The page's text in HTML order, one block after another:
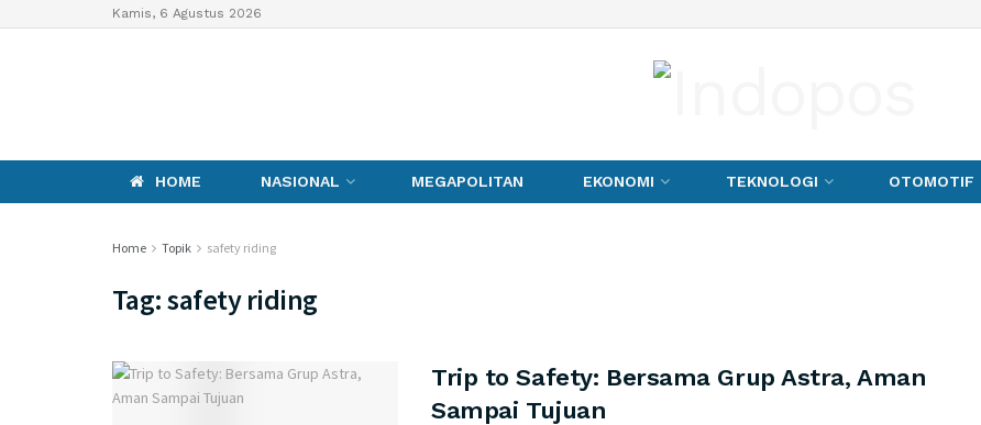
Kamis, 6 Agustus 2026
HOME NASIONAL MEGAPOLITAN EKONOMI TEKNOLOGI OTOMOTIF
Home Topik safety riding
Tag:safety riding
Trip to Safety: Bersama Grup Astra, Aman
Sampai Tujuan